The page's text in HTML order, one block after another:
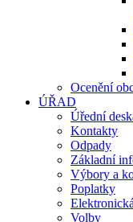
Ocenění
ÚŘAD
Úřední
Kontakty
Odpady
Základní
Výbory a
Poplatky
Volby